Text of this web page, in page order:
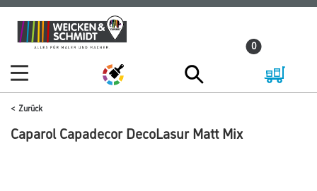
Zum
Inhalt
Zum
Navigationsmenü
0
Zurück
Caparol Capadecor DecoLasur Matt Mix